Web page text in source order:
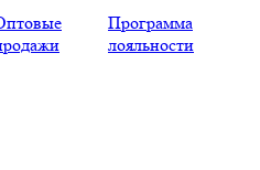
Программа
лояльности